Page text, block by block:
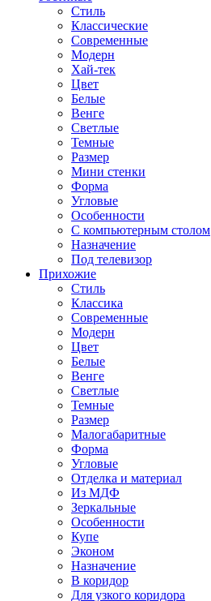
Стиль
Классические
Современные
Модерн
Хай-тек
Цвет
Белые
Венге
Светлые
Темные
Размер
Мини стенки
Форма
Угловые
Особенности
С компьютерным столом
Назначение
Под телевизор
Прихожие
Стиль
Классика
Современные
Модерн
Цвет
Белые
Венге
Светлые
Темные
Размер
Малогабаритные
Форма
Угловые
Отделка и материал
Из МДФ
Зеркальные
Особенности
Купе
Эконом
Назначение
В коридор
Для узкого коридора